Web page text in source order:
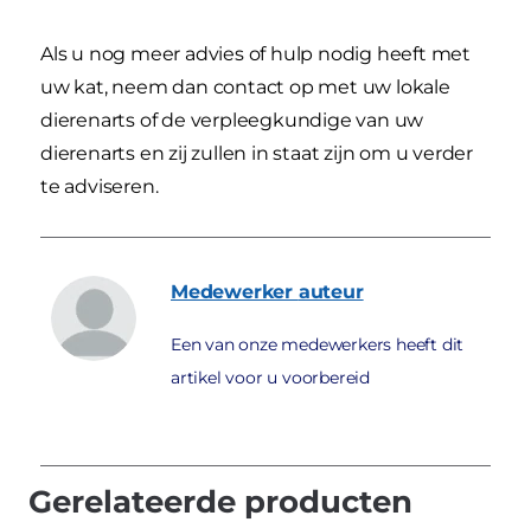
Als u nog meer advies of hulp nodig heeft met
uw kat, neem dan contact op met uw lokale
dierenarts of de verpleegkundige van uw
dierenarts en zij zullen in staat zijn om u verder
te adviseren.
Medewerker auteur
Een van onze medewerkers heeft dit
artikel voor u voorbereid
Gerelateerde producten